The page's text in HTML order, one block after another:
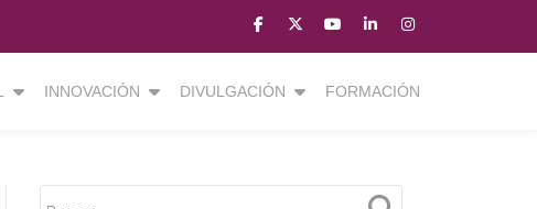
fa-
facebook
fa-
brands
fa-
fa-
youtube-
play
fa-
linkedin
fa-
instagram
INNOVACIÓN DIVULGACIÓN FORMACIÓN